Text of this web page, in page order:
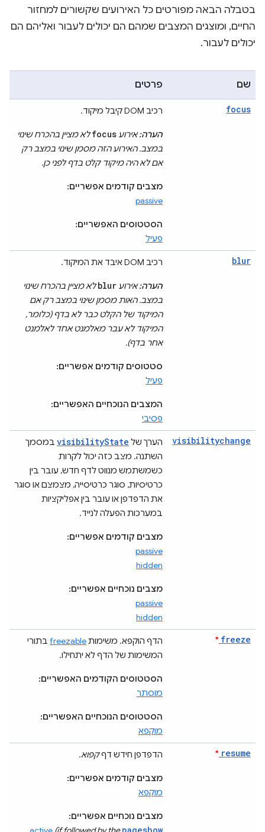
בטבלה הבאה מפורטים כל האירועים שקשורים למחזור
החיים, ומוצגים המצבים שמהם הם יכולים לעבור ואליהם הם
יכולים לעבור.
שם פרטים
focus רכיב DOM קיבל מיקוד.
הערה:אירוע focusלא מציין בהכרח שינוי
במצב. האירוע הזה מסמן שינוי במצב רק
אם לא היה מיקוד קלט בדף לפני כן.
מצבים קודמים אפשריים:
passive
הסטטוסים האפשריים:
פעיל
blur רכיב DOM איבד את המיקוד.
הערה:אירוע blurלא מציין בהכרח שינוי
במצב. האות מסמן שינוי במצב רק אם
המיקוד של הקלט כבר לא בדף (כלומר,
המיקוד לא עבר מאלמנט אחד לאלמנט
אחר בדף).
סטטוסים קודמים אפשריים:
פעיל
המצבים הנוכחיים האפשריים:
פסיבי
visibilitychange הערך של visibilityState במסמך
השתנה. מצב כזה יכול לקרות
כשמשתמש מנווט לדף חדש, עובר בין
כרטיסיות, סוגר כרטיסייה, מצמצם או סוגר
את הדפדפן או עובר בין אפליקציות
במערכות הפעלה לנייד.
מצבים קודמים אפשריים:
passive
hidden
מצבים נוכחיים אפשריים:
passive
hidden
freeze
* הדף הוקפא. משימותfreezable בתורי
המשימות של הדף לא יתחילו.
הסטטוסים הקודמים האפשריים:
מוסתר
הסטטוסים הנוכחיים האפשריים:
מוקפא
resume
* הדפדפן חידש דףקפוא.
מצבים קודמים אפשריים:
מוקפא
מצבים נוכחיים אפשריים: